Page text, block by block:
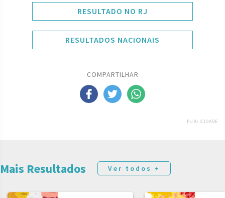
RESULTADO NO RJ
RESULTADOS NACIONAIS
COMPARTILHAR
PUBLICIDADE
Mais Resultados Ver todos +